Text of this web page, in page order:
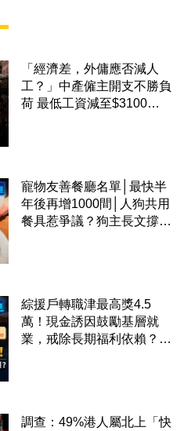
「經濟差，外傭應否減人
工？」中產僱主開支不勝負
荷 最低工資減至$3100蚊
寵物友善餐廳名單│最快半
年後再增1000間│人狗共用
餐具惹爭議？狗主長文撐
綜援戶轉職津最高獎4.5
萬！現金誘因鼓勵基層就
業，戒除長期福利依賴？鄧
調查：49%港人屬北上「快